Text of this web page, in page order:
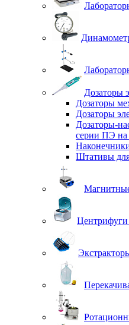
Дозаторы
Дозаторы
Дозаторы
Дозаторы-
серии ПЭ на
Штативы для
Центрифуги